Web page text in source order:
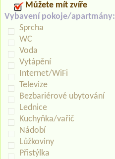
Můžete mít zvíře
Vybavení pokoje/apartmány:
Sprcha
WC
Voda
Vytápění
Internet/WiFi
Televize
Bezbariérové ubytování
Lednice
Kuchyňka/vařič
Nádobí
Lůžkoviny
Přistýlka